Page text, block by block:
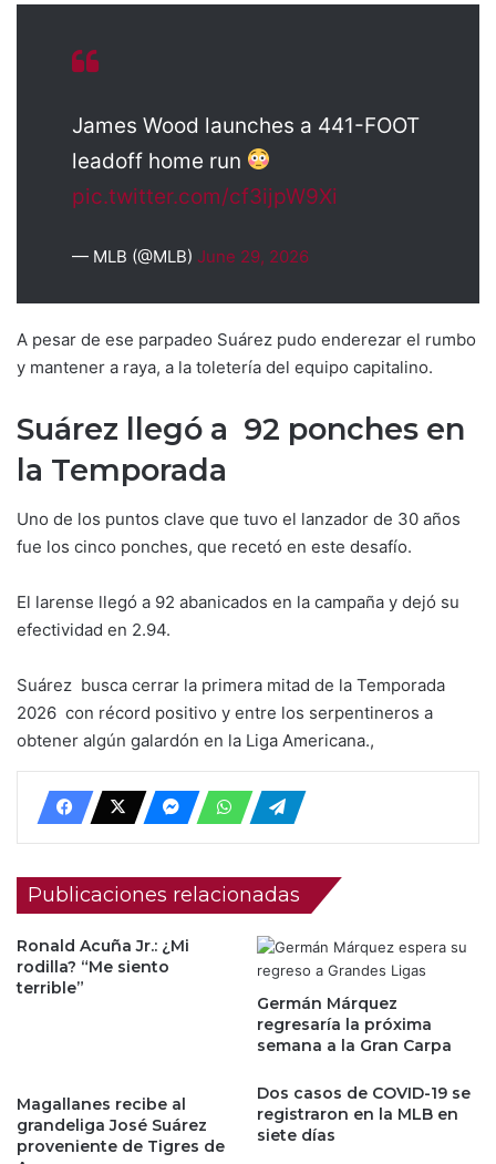
James Wood launches a 441-FOOT
leadoff home run
pic.twitter.com/cf3ijpW9Xi
— MLB (@MLB) June 29, 2026
A pesar de ese parpadeo Suárez pudo enderezar el rumbo
y mantener a raya, a la toletería del equipo capitalino.
Suárez llegó a 92 ponches en
la Temporada
Uno de los puntos clave que tuvo el lanzador de 30 años
fue los cinco ponches, que recetó en este desafío.
El larense llegó a 92 abanicados en la campaña y dejó su
efectividad en 2.94.
Suárez busca cerrar la primera mitad de la Temporada
2026 con récord positivo y entre los serpentineros a
obtener algún galardón en la Liga Americana.,
Publicaciones relacionadas
Ronald Acuña Jr.: ¿Mi
rodilla? “Me siento
terrible”
Germán Márquez
regresaría la próxima
semana a la Gran Carpa
Magallanes recibe al
grandeliga José Suárez
proveniente de Tigres de
Dos casos de COVID-19 se
registraron en la MLB en
siete días